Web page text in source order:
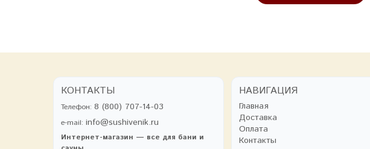
КОНТАКТЫ
Телефон: 8 (800) 707-14-03
e-mail: info@sushivenik.ru
Интернет-магазин — все для бани и
НАВИГАЦИЯ
Главная
Доставка
Оплата
Контакты